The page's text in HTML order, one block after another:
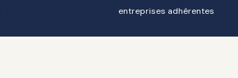
entreprises adhérentes